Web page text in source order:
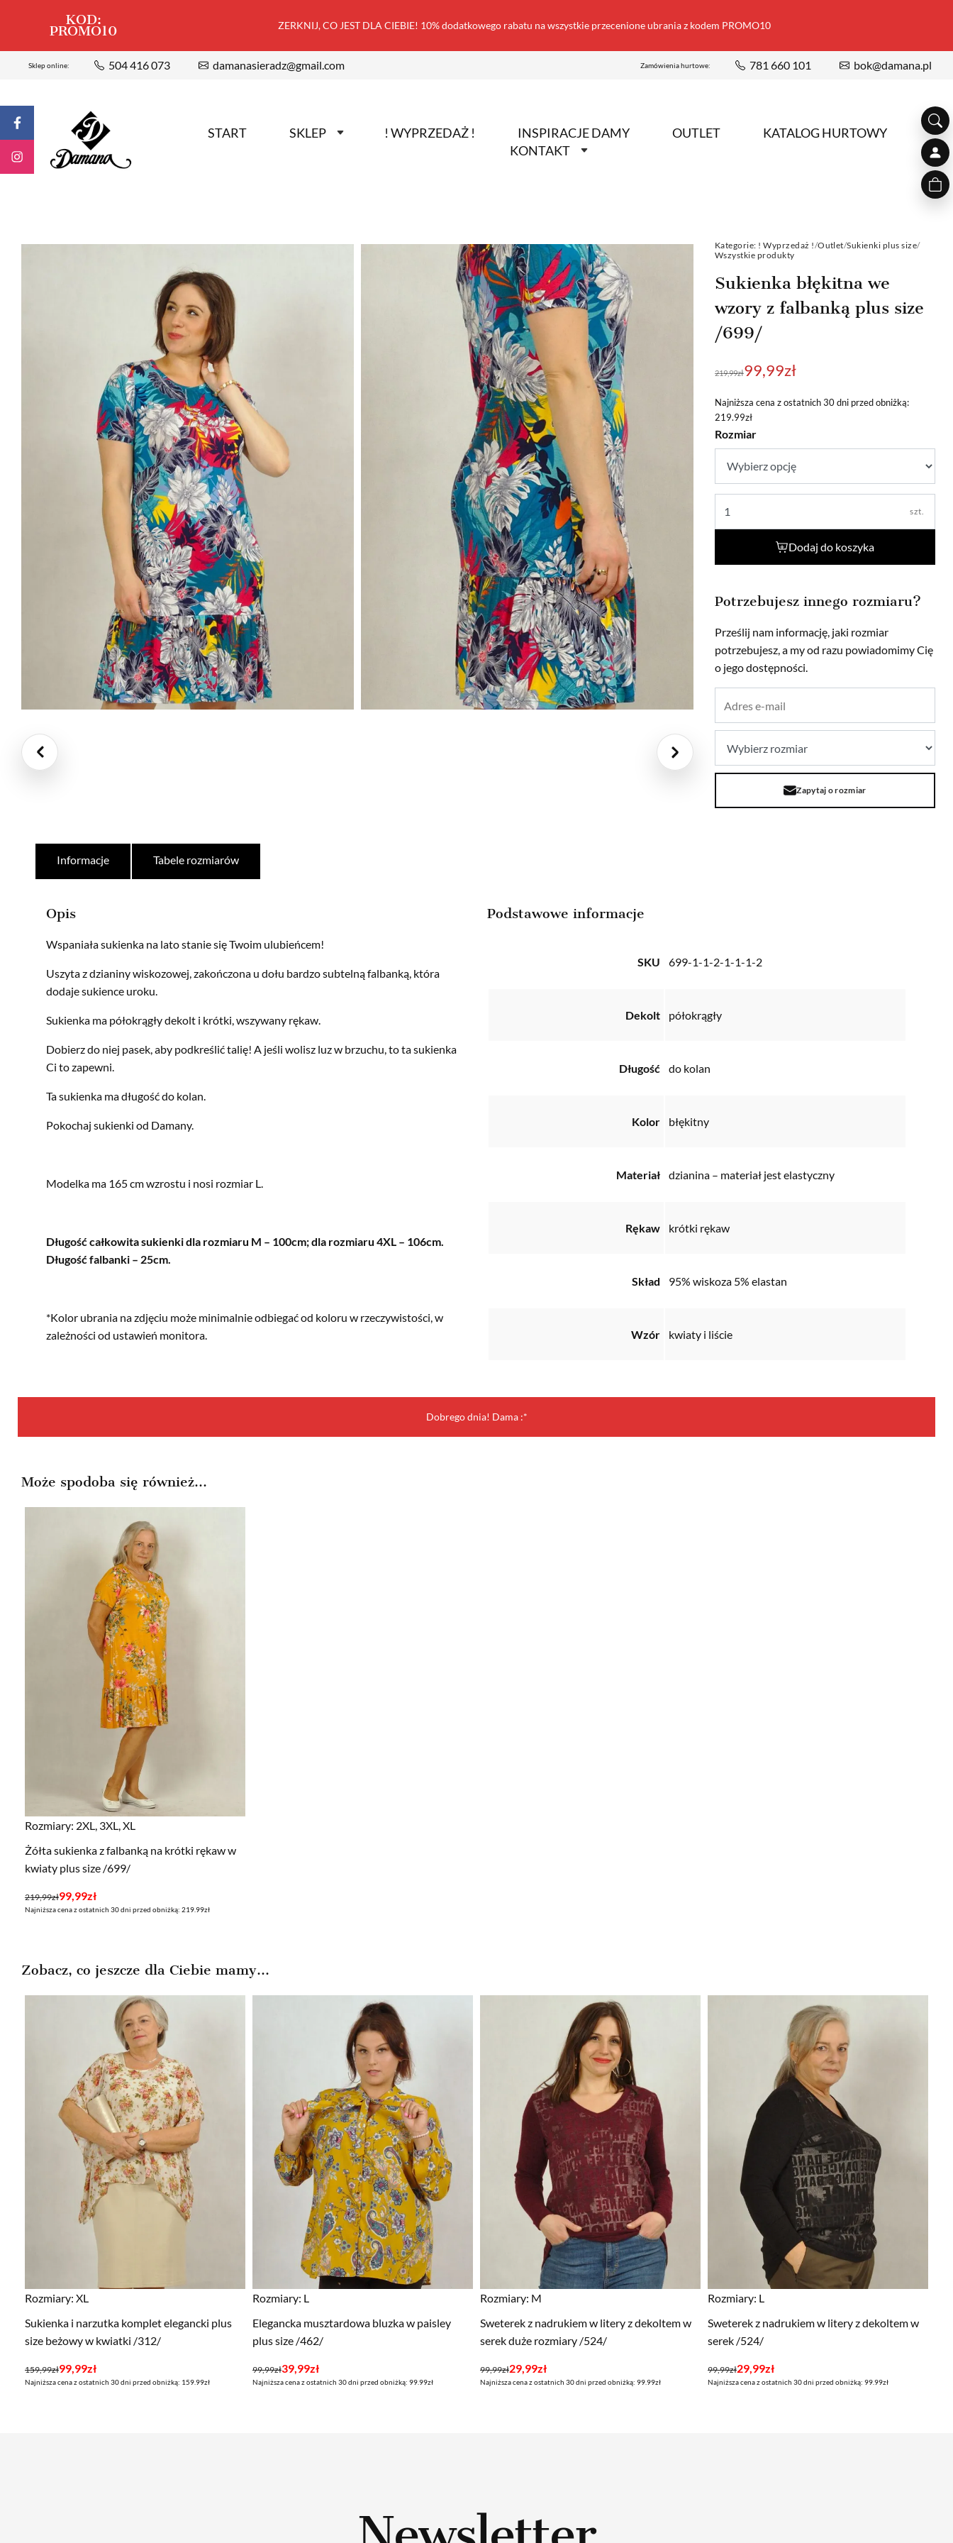
KOD:
PROMO10 ZERKNIJ, CO JEST DLA CIEBIE! 10% dodatkowego rabatu na wszystkie przecenione ubrania z kodem PROMO10
Sklep online: 504 416 073 damanasieradz@gmail.com Zamówienia hurtowe: 781 660 101 bok@damana.pl
START SKLEP ! WYPRZEDAŻ ! INSPIRACJE DAMY OUTLET
KATALOG HURTOWY
KONTAKT
Kategorie: ! Wyprzedaż !/Outlet/Sukienki plus size/
Wszystkie produkty
Sukienka błękitna we
wzory z falbanką plus size
/699/
219,99zł
Pierwotna
wynosiła:
219,99zł.
99,99zł
Aktualna
wynosi:
99,99zł.
Najniższa cena z ostatnich 30 dni przed obniżką:
219.99zł
Rozmiar
szt.
Dodaj do koszyka
Potrzebujesz innego rozmiaru?
Prześlij nam informację, jaki rozmiar
potrzebujesz, a my od razu powiadomimy Cię
o jego dostępności.
Zapytaj o rozmiar
Informacje Tabele rozmiarów
Opis
Wspaniała sukienka na lato stanie się Twoim ulubieńcem!
Uszyta z dzianiny wiskozowej, zakończona u dołu bardzo subtelną falbanką, która
dodaje sukience uroku.
Sukienka ma półokrągły dekolt i krótki, wszywany rękaw.
Dobierz do niej pasek, aby podkreślić talię! A jeśli wolisz luz w brzuchu, to ta sukienka
Ci to zapewni.
Ta sukienka ma długość do kolan.
Pokochaj sukienki od Damany.
Modelka ma 165 cm wzrostu i nosi rozmiar L.
Długość całkowita sukienki dla rozmiaru M – 100cm; dla rozmiaru 4XL – 106cm.
Długość falbanki – 25cm.
*Kolor ubrania na zdjęciu może minimalnie odbiegać od koloru w rzeczywistości, w
zależności od ustawień monitora.
Podstawowe informacje
SKU 699-1-1-2-1-1-1-2
Dekolt półokrągły
Długość do kolan
Kolor błękitny
Materiał dzianina – materiał jest elastyczny
Rękaw krótki rękaw
Skład 95% wiskoza 5% elastan
Wzór kwiaty i liście
Dobrego dnia! Dama :*
Może spodoba się również…
Rozmiary: 2XL, 3XL, XL
Żółta sukienka z falbanką na krótki rękaw w
kwiaty plus size /699/
219,99zł
Pierwotna
cena
99,99zł
Aktualna
cena
Najniższa cena z ostatnich 30 dni przed obniżką: 219.99zł
Zobacz, co jeszcze dla Ciebie mamy...
Rozmiary: XL
Sukienka i narzutka komplet elegancki plus
size beżowy w kwiatki /312/
159,99zł
Pierwotna
cena
99,99zł
Aktualna
cena
Najniższa cena z ostatnich 30 dni przed obniżką: 159.99zł
Rozmiary: L
Elegancka musztardowa bluzka w paisley
plus size /462/
99,99zł
Pierwotna
cena
39,99zł
Aktualna
cena
Najniższa cena z ostatnich 30 dni przed obniżką: 99.99zł
Rozmiary: M
Sweterek z nadrukiem w litery z dekoltem w
serek duże rozmiary /524/
99,99zł
Pierwotna
cena
29,99zł
Aktualna
cena
Najniższa cena z ostatnich 30 dni przed obniżką: 99.99zł
Rozmiary: L
Sweterek z nadrukiem w litery z dekoltem w
serek /524/
99,99zł
Pierwotna
cena
29,99zł
Aktualna
cena
Najniższa cena z ostatnich 30 dni przed obniżką: 99.99zł